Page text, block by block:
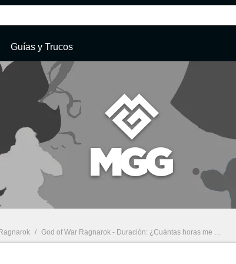
Guías y Trucos
/ God of War Ragnarok - Duración: ¿Cuántas horas me llevará terminar la historia? ¿y el 100%?